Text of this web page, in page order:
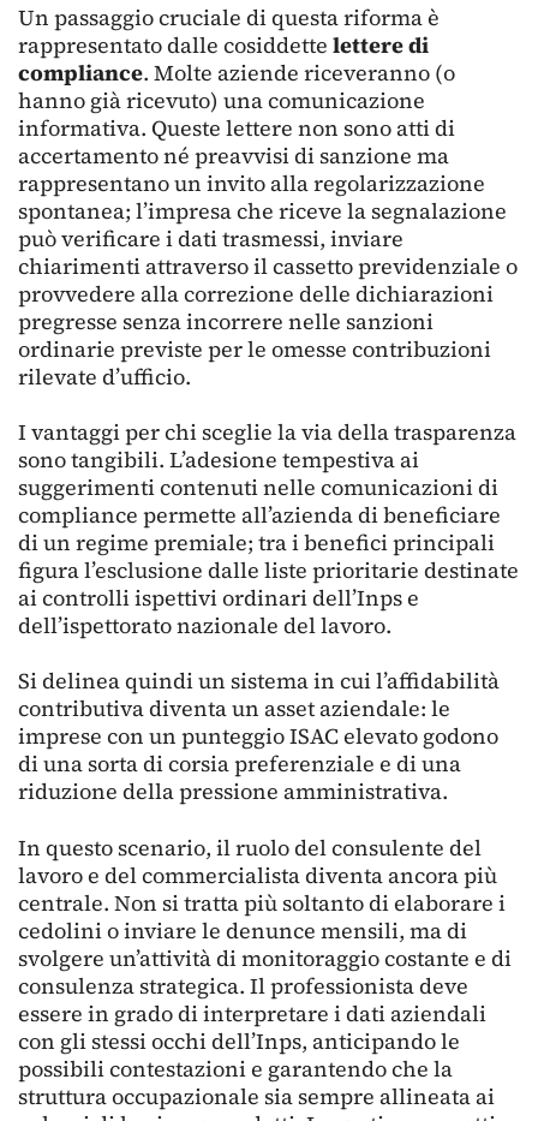
Un passaggio cruciale di questa riforma è
rappresentato dalle cosiddette lettere di
compliance. Molte aziende riceveranno (o
hanno già ricevuto) una comunicazione
informativa. Queste lettere non sono atti di
accertamento né preavvisi di sanzione ma
rappresentano un invito alla regolarizzazione
spontanea; l’impresa che riceve la segnalazione
può verificare i dati trasmessi, inviare
chiarimenti attraverso il cassetto previdenziale o
provvedere alla correzione delle dichiarazioni
pregresse senza incorrere nelle sanzioni
ordinarie previste per le omesse contribuzioni
rilevate d’ufficio.
I vantaggi per chi sceglie la via della trasparenza
sono tangibili. L’adesione tempestiva ai
suggerimenti contenuti nelle comunicazioni di
compliance permette all’azienda di beneficiare
di un regime premiale; tra i benefici principali
figura l’esclusione dalle liste prioritarie destinate
ai controlli ispettivi ordinari dell’Inps e
dell’ispettorato nazionale del lavoro.
Si delinea quindi un sistema in cui l’affidabilità
contributiva diventa un asset aziendale: le
imprese con un punteggio ISAC elevato godono
di una sorta di corsia preferenziale e di una
riduzione della pressione amministrativa.
In questo scenario, il ruolo del consulente del
lavoro e del commercialista diventa ancora più
centrale. Non si tratta più soltanto di elaborare i
cedolini o inviare le denunce mensili, ma di
svolgere un’attività di monitoraggio costante e di
consulenza strategica. Il professionista deve
essere in grado di interpretare i dati aziendali
con gli stessi occhi dell’Inps, anticipando le
possibili contestazioni e garantendo che la
struttura occupazionale sia sempre allineata ai